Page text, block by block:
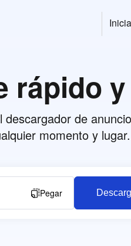
rápido
de
momento y lugar.
Pegar